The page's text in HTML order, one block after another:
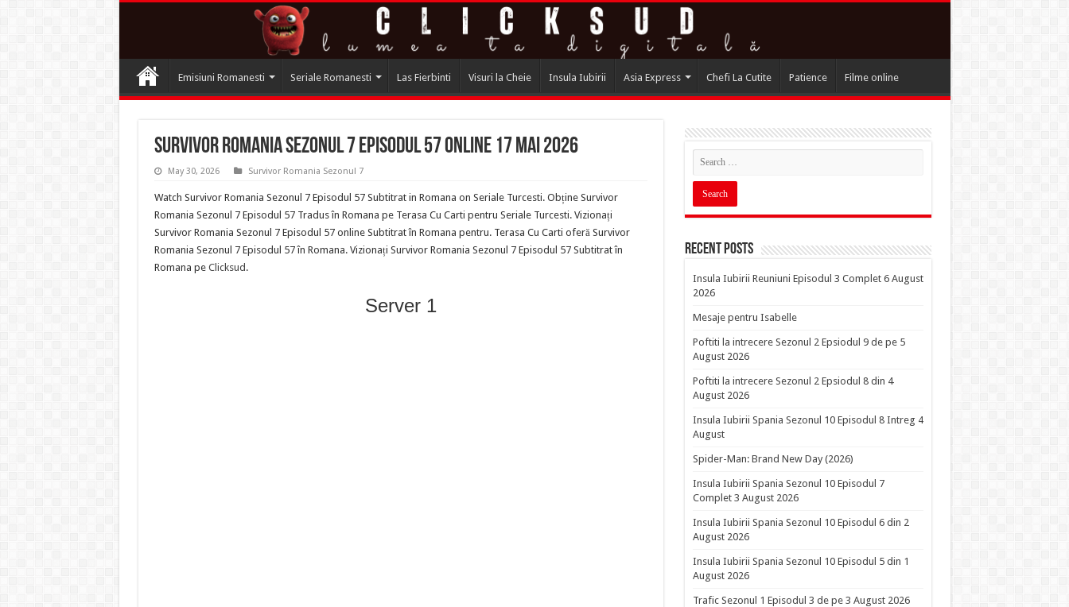
Emisiuni Romanesti Seriale Romanesti Las Fierbinti Visuri la Cheie Insula Iubirii Asia Express Chefi La Cutite Patience Filme online
Survivor Romania Sezonul 7 Episodul 57 online 17 Mai 2026
May 30, 2026 Survivor Romania Sezonul 7
Watch Survivor Romania Sezonul 7 Episodul 57 Subtitrat in Romana on Seriale Turcesti. Obține Survivor
Romania Sezonul 7 Episodul 57 Tradus în Romana pe Terasa Cu Carti pentru Seriale Turcesti. Vizionați
Survivor Romania Sezonul 7 Episodul 57 online Subtitrat în Romana pentru. Terasa Cu Carti oferă Survivor
Romania Sezonul 7 Episodul 57 în Romana. Vizionați Survivor Romania Sezonul 7 Episodul 57 Subtitrat în
Romana pe Clicksud .
Server 1
Recent Posts
Insula Iubirii Reuniuni Episodul 3 Complet 6 August
2026
Mesaje pentru Isabelle
Poftiti la intrecere Sezonul 2 Epsiodul 9 de pe 5
August 2026
Poftiti la intrecere Sezonul 2 Epsiodul 8 din 4
August 2026
Insula Iubirii Spania Sezonul 10 Episodul 8 Intreg 4
August
Spider-Man: Brand New Day (2026)
Insula Iubirii Spania Sezonul 10 Episodul 7
Complet 3 August 2026
Insula Iubirii Spania Sezonul 10 Episodul 6 din 2
August 2026
Insula Iubirii Spania Sezonul 10 Episodul 5 din 1
August 2026
Trafic Sezonul 1 Episodul 3 de pe 3 August 2026